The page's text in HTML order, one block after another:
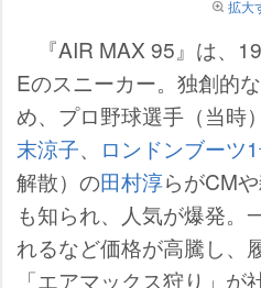
拡大
『AIR MAX 95』は、
Eのスニーカー。独創的
め、プロ野球選手（当時
末涼子、 ロンドンブーツ
解散）の田村淳らがCM
も知られ、人気が爆発。
れるなど価格が高騰し、
「エアマックス狩り」